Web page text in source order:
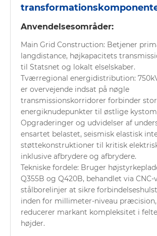
Anvendelsesområder:
Main Grid Construction: Betjener
langdistance, højkapacitets
til Statsnet og lokalt elselskaber.
Tværregional energidistribution:
er overvejende indsat på nøgle
transmissionskorridorer forbinder
energiknudepunkter til østlige
Opgraderinger og udvidelser af
ensartet belastet, seismisk elastisk
støttekonstruktioner til kritisk
inklusive afbrydere og afbrydere.
Tekniske fordele: Bruger
Q355B og Q420B, behandlet via CNC-
stålborelinjer at sikre
inden for millimeter-niveau
reducerer markant kompleksitet i
højder.